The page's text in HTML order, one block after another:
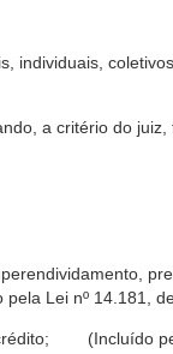
individuais,
a critério do juiz,
Lei nº 14.181,
crédito; (Incluído